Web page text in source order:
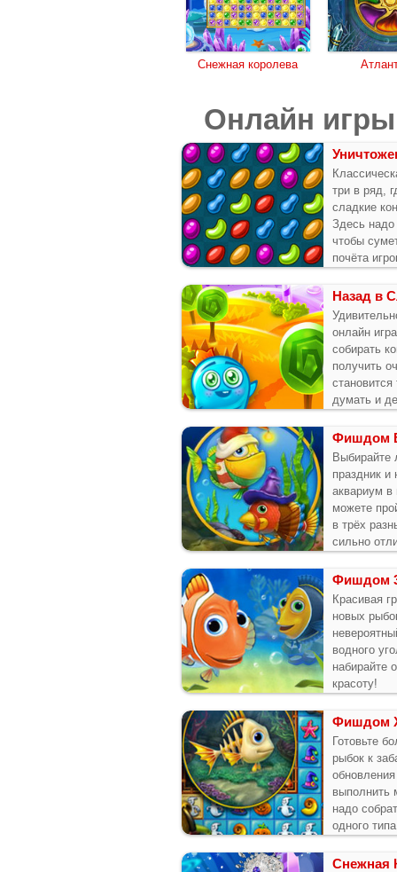
Снежная королева
Онлайн игры
три в ряд,
сладкие
Здесь надо
чтобы
почёта
Назад в
онлайн
собирать
получить
думать и
Фишдом
праздник и
аквариум
можете
в трёх
сильно
Фишдом
Красивая
новых
водного
набирайте
красоту!
Фишдом
Готовьте
рыбок к
выполнить
надо
одного
Снежная